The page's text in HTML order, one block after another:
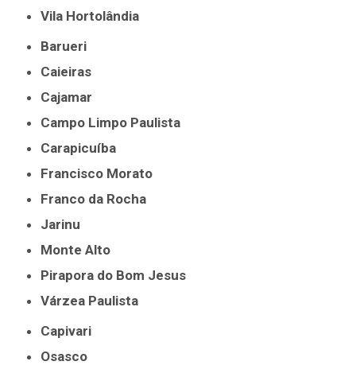
Vila Hortolândia
Barueri
Caieiras
Cajamar
Campo Limpo Paulista
Carapicuíba
Francisco Morato
Franco da Rocha
Jarinu
Monte Alto
Pirapora do Bom Jesus
Várzea Paulista
Capivari
Osasco